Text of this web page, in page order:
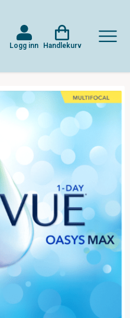
Logg inn Handlekurv